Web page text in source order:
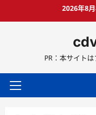
ス
ッ
2026年8
PR：本サイト
メ